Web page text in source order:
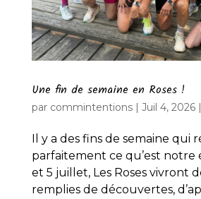
Une fin de semaine en Roses !
par commintentions| Juil 4, 2026|
Il y a des fins de semaine qui
parfaitement ce qu’est notre
et 5 juillet, Les Roses vivront
remplies de découvertes,